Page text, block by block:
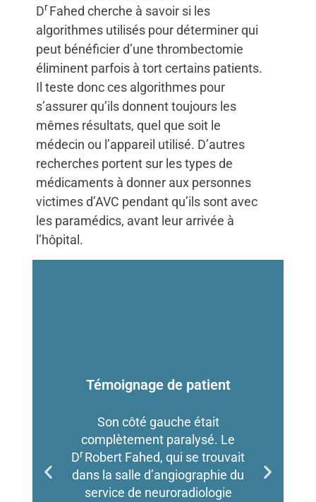
DrFahed cherche à savoir si les
algorithmes utilisés pour déterminer qui
peut bénéficier d’une thrombectomie
éliminent parfois à tort certains patients.
Il teste donc ces algorithmes pour
s’assurer qu’ils donnent toujours les
mêmes résultats, quel que soit le
médecin ou l’appareil utilisé. D’autres
recherches portent sur les types de
médicaments à donner aux personnes
victimes d’AVC pendant qu’ils sont avec
les paramédics, avant leur arrivée à
l’hôpital.
Témoignage de patient
Son côté gauche était
complètement paralysé. Le
DrRobert Fahed, qui se trouvait
dans la salle d’angiographie du
service de neuroradiologie